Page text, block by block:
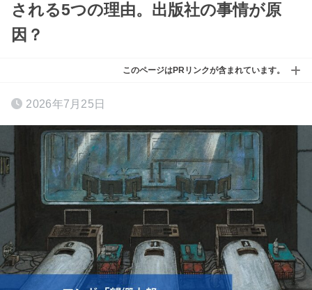
される5つの理由。出版社の事情が原
因？
このページはPRリンクが含まれています。
2026年7月25日